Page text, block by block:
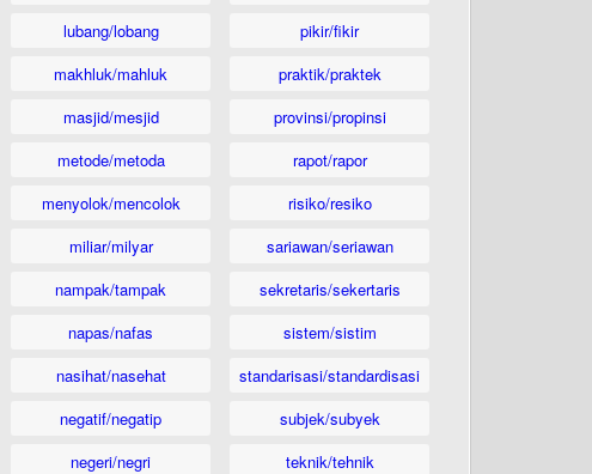
lubang/lobang
makhluk/mahluk
masjid/mesjid
metode/metoda
menyolok/mencolok
miliar/milyar
nampak/tampak
napas/nafas
nasihat/nasehat
negatif/negatip
negeri/negri
pikir/fikir
praktik/praktek
provinsi/propinsi
rapot/rapor
risiko/resiko
sariawan/seriawan
sekretaris/sekertaris
sistem/sistim
standarisasi/standardisasi
subjek/subyek
teknik/tehnik